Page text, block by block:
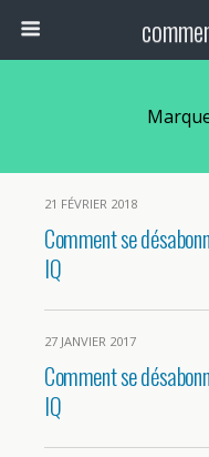
21 FÉVRIER 2018
Comment se
IQ
27 JANVIER 2017
Comment se
IQ